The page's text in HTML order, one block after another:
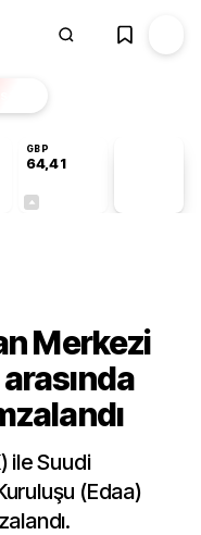
GBP
64,41
Merkezi
ile Suudi
(Edaa)